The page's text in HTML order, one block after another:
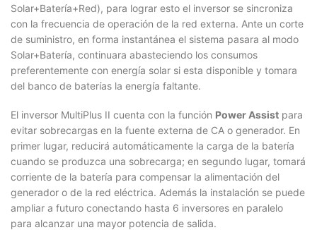
Solar+Batería+Red), para lograr esto el inversor se sincroniza
con la frecuencia de operación de la red externa. Ante un corte
de suministro, en forma instantánea el sistema pasara al modo
Solar+Batería, continuara abasteciendo los consumos
preferentemente con energía solar si esta disponible y tomara
del banco de baterías la energía faltante.
El inversor MultiPlus II cuenta con la función Power Assist para
evitar sobrecargas en la fuente externa de CA o generador. En
primer lugar, reducirá automáticamente la carga de la batería
cuando se produzca una sobrecarga; en segundo lugar, tomará
corriente de la batería para compensar la alimentación del
generador o de la red eléctrica. Además la instalación se puede
ampliar a futuro conectando hasta 6 inversores en paralelo
para alcanzar una mayor potencia de salida.